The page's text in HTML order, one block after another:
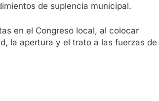
de suplencia municipal.
en el Congreso local, al colocar
la apertura y el trato a las fuerzas de